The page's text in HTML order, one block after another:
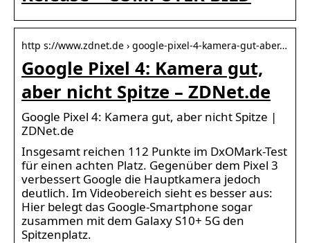
http s://www.zdnet.de › google-pixel-4-kamera-gut-aber…
Google Pixel 4: Kamera gut,
aber nicht Spitze – ZDNet.de
Google Pixel 4: Kamera gut, aber nicht Spitze |
ZDNet.de
Insgesamt reichen 112 Punkte im DxOMark-Test
für einen achten Platz. Gegenüber dem Pixel 3
verbessert Google die Hauptkamera jedoch
deutlich. Im Videobereich sieht es besser aus:
Hier belegt das Google-Smartphone sogar
zusammen mit dem Galaxy S10+ 5G den
Spitzenplatz.